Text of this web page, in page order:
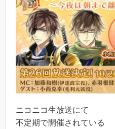
ニコニコ生放送にて
不定期で開催されている